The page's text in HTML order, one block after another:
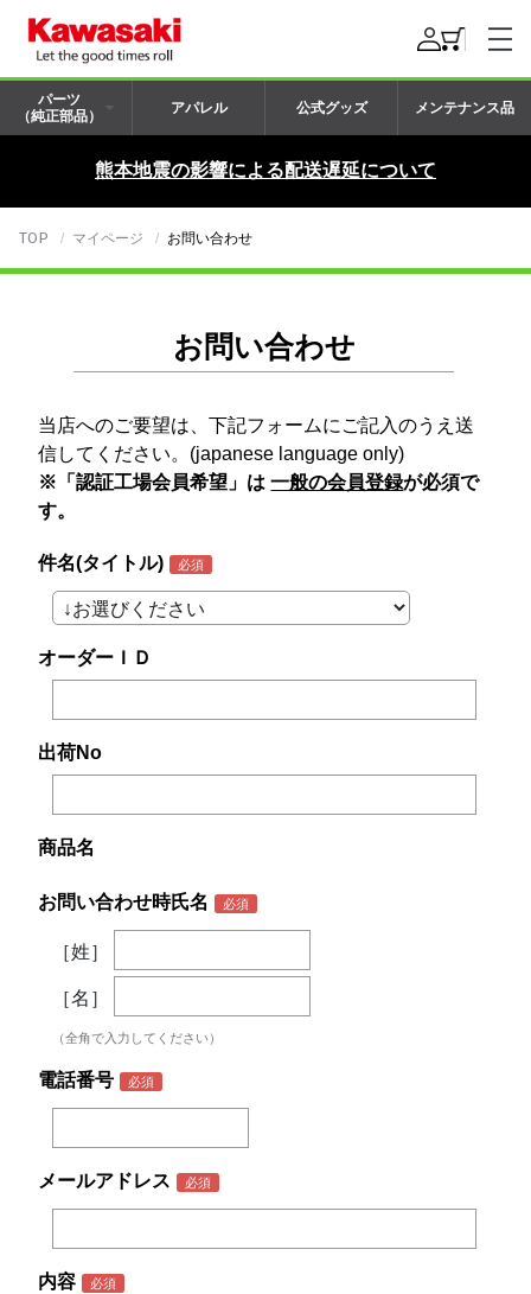
パーツ
（純正部品）
アパレル 公式グッズ メンテナンス品
熊本地震の影響による配送遅延について
TOP マイページ お問い合わせ
お問い合わせ
当店へのご要望は、下記フォームにご記入のうえ送
信してください。(japanese language only)
※「認証工場会員希望」は一般の会員登録が必須で
す。
件名(タイトル)
オーダーＩＤ
出荷No
商品名
お問い合わせ時氏名
［姓］
［名］
（全角で入力してください）
電話番号
メールアドレス
内容